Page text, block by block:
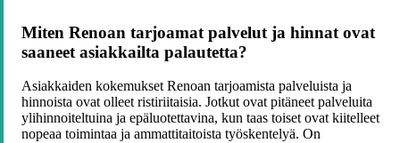
Miten Renoan tarjoamat palvelut ja hinnat ovat
saaneet asiakkailta palautetta?
Asiakkaiden kokemukset Renoan tarjoamista palveluista ja
hinnoista ovat olleet ristiriitaisia. Jotkut ovat pitäneet palveluita
ylihinnoiteltuina ja epäluotettavina, kun taas toiset ovat kiitelleet
nopeaa toimintaa ja ammattitaitoista työskentelyä. On